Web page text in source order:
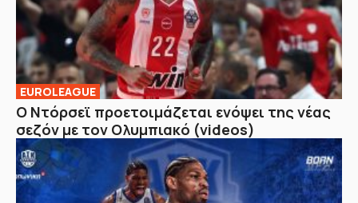
EUROLEAGUE
Ο Ντόρσεϊ προετοιμάζεται ενόψει της νέας
σεζόν με τον Ολυμπιακό (videos)